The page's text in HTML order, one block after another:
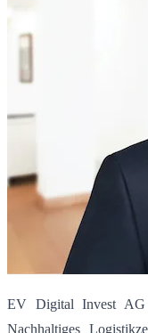
EV Digital Invest
Nachhaltiges